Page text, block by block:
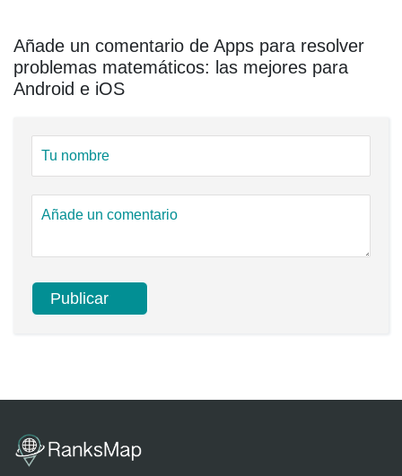
Añade un comentario de Apps para resolver
problemas matemáticos: las mejores para
Android e iOS